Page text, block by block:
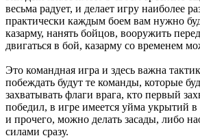
весьма радует, и делает игру наиболее
практически каждым боем вам нужно
казарму, нанять бойцов, вооружить
двигаться в бой, казарму со временем
Это командная игра и здесь важна
побеждать будут те команды, которые
захватывать флаги врага, кто первый
победил, в игре имеется уйма укрытий
и прочего, можно делать засады, либо
силами сразу.